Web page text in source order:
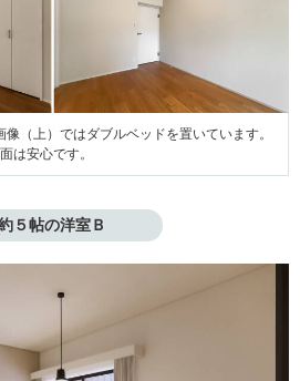
（上）ではダブルベッドを置いています。
は安心です。
５帖の洋室Ｂ